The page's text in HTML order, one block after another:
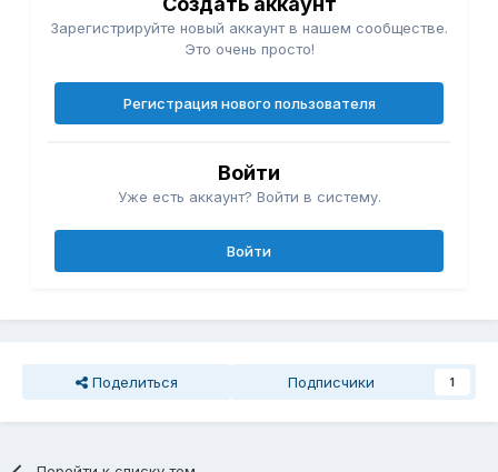
Зарегистрируйте новый аккаунт в нашем сообществе.
Это очень просто!
Регистрация нового пользователя
Войти
Уже есть аккаунт? Войти в систему.
Войти
Поделиться Подписчики 1